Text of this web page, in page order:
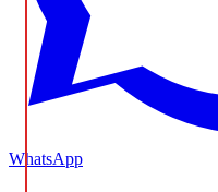
WhatsApp